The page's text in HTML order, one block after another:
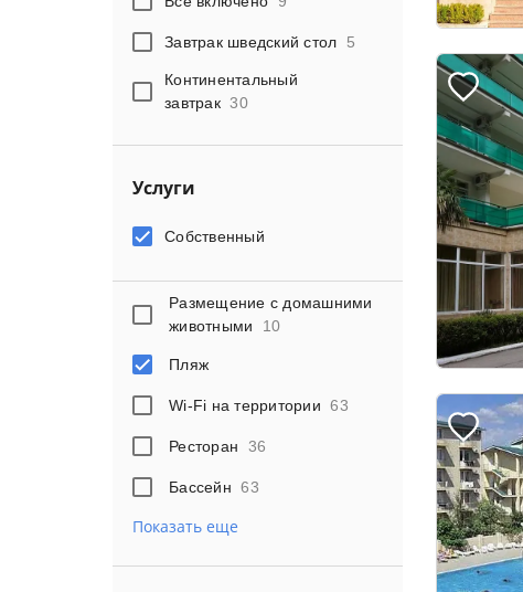
Завтрак шведский стол 5
Континентальный
завтрак 30
Услуги
Собственный
Размещение с домашними
животными
10
Пляж
Wi-Fi на территории 63
Ресторан 36
Бассейн 63
Показать еще